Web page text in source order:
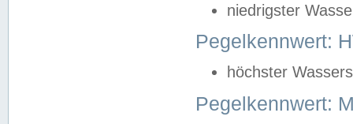
niedrigster
Pegelkennwert:
höchster
Pegelkennwert: